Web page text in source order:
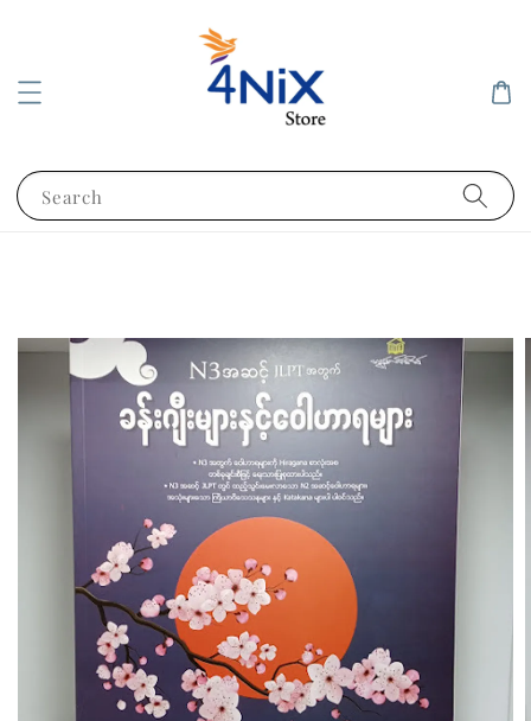
Search